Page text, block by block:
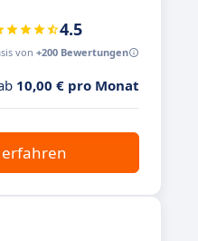
4.5
von +200 Bewertungen
10,00 € pro Monat